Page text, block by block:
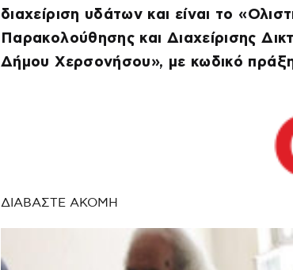
διαχείριση υδάτων και είναι το
Παρακολούθησης και Διαχείρισης
Δήμου Χερσονήσου», με κωδικό
ΔΙΑΒΑΣΤΕ ΑΚΟΜΗ